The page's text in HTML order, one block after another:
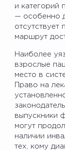
и категорий
— особенно
отсутствует
маршрут
Наиболее
взрослые
место в
Право на
выпускники
могут
наличии
тех, кому